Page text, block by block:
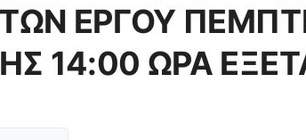
ΕΡΓΟΥ
14:00 ΩΡΑ